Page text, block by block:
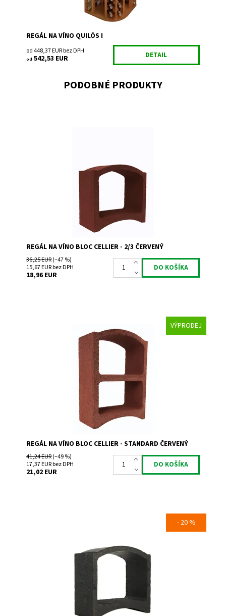
REGÁL NA VÍNO QUILÓS I
od 448,37 EUR bez DPH
od 542,53 EUR DETAIL
PODOBNÉ PRODUKTY
Bloc Cellier
2 roky
REGÁL NA VÍNO BLOC CELLIER - 2/3 ČERVENÝ
36,25 EUR(–47 %)
15,67 EUR bez DPH
18,96 EUR
VÝPRODEJ
Regál na uskladnenie a prezentáciu vína.
Skladem 7
SR2
Bloc Cellier
2 roky
REGÁL NA VÍNO BLOC CELLIER - STANDARD ČERVENÝ
41,24 EUR(–49 %)
17,37 EUR bez DPH
21,02 EUR
- 20 %
Skladem 1
TA
Bloc Cellier